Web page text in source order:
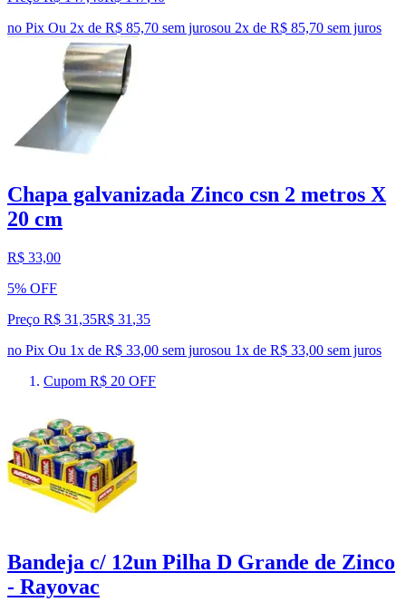
no Pix Ou 2x de R$ 85,70 sem jurosou 2x de R$ 85,70 sem juros
Chapa galvanizada Zinco csn 2 metros X
20 cm
R$ 33,00
5% OFF
Preço R$ 31,35R$ 31 ,35
no Pix Ou 1x de R$ 33,00 sem jurosou 1x de R$ 33,00 sem juros
Cupom R$ 20 OFF
Bandeja c/ 12un Pilha D Grande de Zinco
- Rayovac